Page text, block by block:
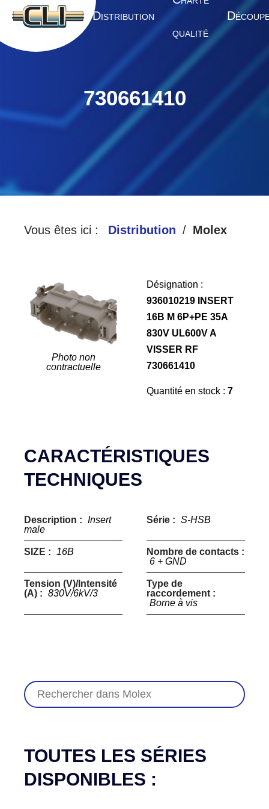
A CCUEIL DISTRIBUTION
QUALITÉ
D
730661410
Vous êtes ici : Distribution Molex
Photo non
contractuelle
Désignation :
936010219 INSERT
16B M 6P+PE 35A
830V UL600V A
VISSER RF
730661410
Quantité en stock : 7
CARACTÉRISTIQUES
TECHNIQUES
Description : Insert
male
Série : S-HSB
SIZE : 16B
Nombre de contacts :
6 + GND
Tension (V)/Intensité
(A) : 830V/6kV/3
Type de
raccordement :
Borne à vis
TOUTES LES SÉRIES
DISPONIBLES :